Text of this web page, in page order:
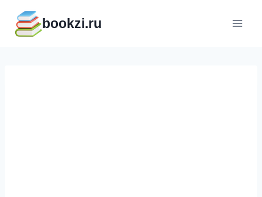
содержимому
bookzi.ru